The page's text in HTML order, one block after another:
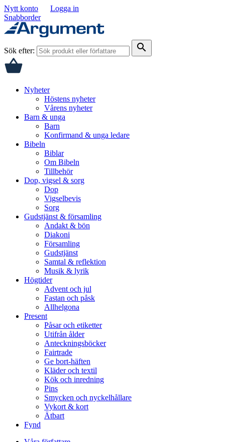
Nytt konto
Logga in
Snabborder
Sök efter: search
Nyheter
Höstens nyheter
Vårens nyheter
Barn & unga
Barn
Konfirmand & unga ledare
Bibeln
Biblar
Om Bibeln
Tillbehör
Dop, vigsel & sorg
Dop
Vigselbevis
Sorg
Gudstjänst & församling
Andakt & bön
Diakoni
Församling
Gudstjänst
Samtal & reflektion
Musik & lyrik
Högtider
Advent och jul
Fastan och påsk
Allhelgona
Present
Påsar och etiketter
Utifrån ålder
Anteckningsböcker
Fairtrade
Ge bort-häften
Kläder och textil
Kök och inredning
Pins
Smycken och nyckelhållare
Vykort & kort
Ätbart
Fynd